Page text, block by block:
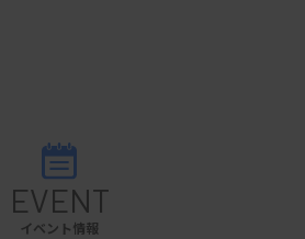
EVENT
イベント情報